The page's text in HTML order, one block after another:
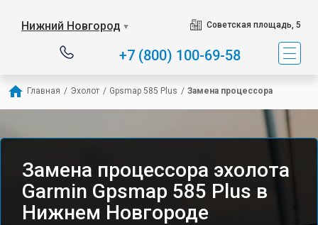
Нижний Новгород ▼ Советская площадь, 5
+7 (800) 100-69-58
Главная / Эхолот / Gpsmap 585 Plus / Замена процессора
Замена процессора эхолота
Garmin Gpsmap 585 Plus в
Нижнем Новгороде